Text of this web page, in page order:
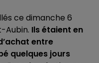
ce dimanche 6
Aubin. Ils étaient en
entre
quelques jours